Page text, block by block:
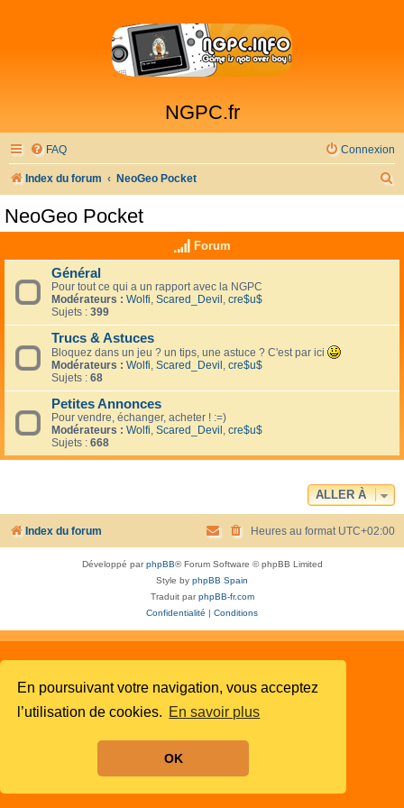
En poursuivant votre navigation, vous acceptez
l’utilisation de cookies. En savoir plus
OK
NGPC.fr
FAQ Connexion
Index du forum NeoGeo Pocket
r
NeoGeo Pocket
Forum
Général
Pour tout ce qui a un rapport avec la NGPC
Modérateurs : Wolfi, Scared_Devil , cre$u$
Sujets : 399
Trucs & Astuces
Bloquez dans un jeu ? un tips, une astuce ? C'est par ici
Modérateurs : Wolfi, Scared_Devil , cre$u$
Sujets : 68
Petites Annonces
Pour vendre, échanger, acheter ! :=)
Modérateurs : Wolfi, Scared_Devil , cre$u$
Sujets : 668
ALLER À
Index du forum Heures au format UTC+02:00
Développé parphpBB® Forum Software © phpBB Limited
Style by phpBB Spain
Traduit parphpBB-fr.com
Confidentialité | Conditions